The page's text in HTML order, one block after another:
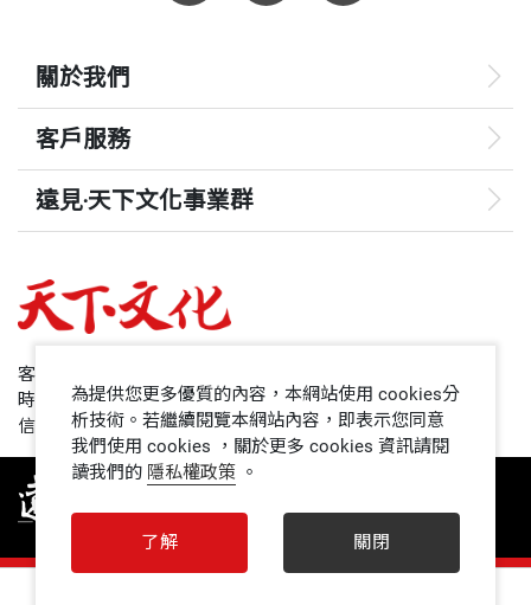
關於我們
客戶服務
遠見‧天下文化事業群
哈佛商業評論
領導影響力學院
1號課堂
客服專線：+886 2 2662-0012
時間：週一~週五9:00~12:30;13:30~17:00
信箱：service@cwgv.com.tw
為提供您更多優質的內容，本網站使用 cookies分
析技術。若繼續閱覽本網站內容，即表示您同意
我們使用 cookies ，關於更多 cookies 資訊請閱
讀我們的 隱私權政策 。
了解 關閉